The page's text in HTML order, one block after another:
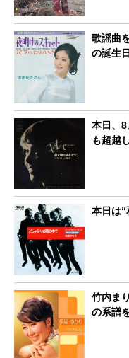
歌謡曲
の誕生日
本日、8
も超越
本日は“
竹内ま
の系譜